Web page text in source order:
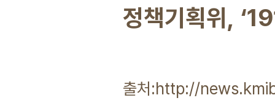
정책기획위,
출처:http://